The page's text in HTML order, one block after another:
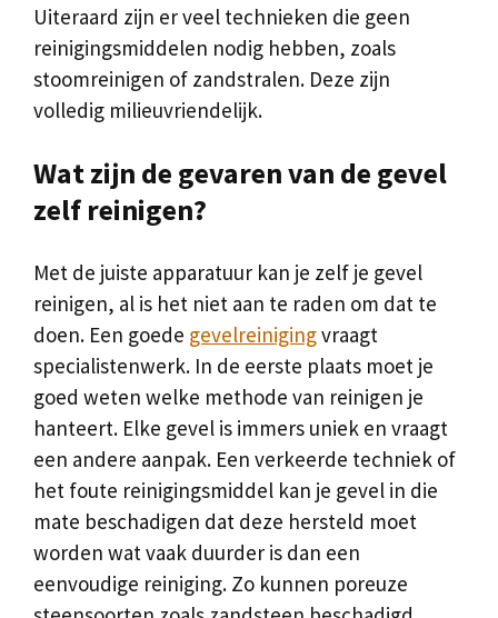
Uiteraard zijn er veel technieken die geen
reinigingsmiddelen nodig hebben, zoals
stoomreinigen of zandstralen. Deze zijn
volledig milieuvriendelijk.
Wat zijn de gevaren van de gevel
zelf reinigen?
Met de juiste apparatuur kan je zelf je gevel
reinigen, al is het niet aan te raden om dat te
doen. Een goede gevelreinigingvraagt
specialistenwerk. In de eerste plaats moet je
goed weten welke methode van reinigen je
hanteert. Elke gevel is immers uniek en vraagt
een andere aanpak. Een verkeerde techniek of
het foute reinigingsmiddel kan je gevel in die
mate beschadigen dat deze hersteld moet
worden wat vaak duurder is dan een
eenvoudige reiniging. Zo kunnen poreuze